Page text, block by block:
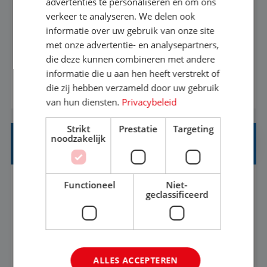
Met jouw ervaring in de reisbranche of
achtergrond in toerisme ben je klaar voor de
volgende stap. Vanaf je stoel reis je de hele
wereld over en speel je moeiteloos in op de
wensen van je team, je klant en wat er in de
reiswereld gebeurt. Met je enthousiasme weet je
klanten te overtuigen om die droomreis te
boeken! ...
BEKIJK VACATURE
REISADVISEUR ALLROUND
Aalsmeer, Noord-Holland, Nederland
Baan
MBO
het nu voor jezelf is, of voor een ander: jij vindt
verkeer te analyseren. We delen ook
informatie over uw gebruik van onze site
met onze advertentie- en analysepartners,
die deze kunnen combineren met andere
informatie die u aan hen heeft verstrekt of
die zij hebben verzameld door uw gebruik
van hun diensten. Privacybeleid
Strikt
noodzakelijk
Prestatie Targeting
Functioneel
Niet-
geclassificeerd
ALLES ACCEPTEREN